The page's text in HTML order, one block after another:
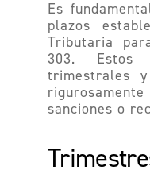
Es
plazos
Tributaria
303. Estos
trimestrales
sanciones o